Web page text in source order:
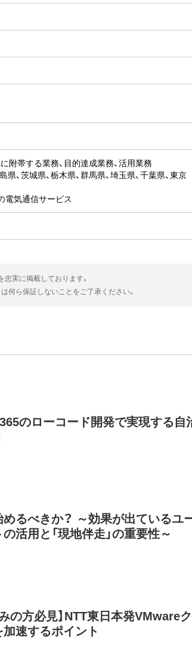
帯する業務、目的達成業務、活用業務
、茨城県、栃木県、群馬県、埼玉県、千葉県、東京
電気通信サービス
実に掲載しております。
は何ら保証しないことをご了承ください。
のローコード開発で実現する自
るべきか？ ～効果が出ているユ
活用と「現地伴走」の重要性～
の方必見】NTT東日本発VMwareク
速するポイント